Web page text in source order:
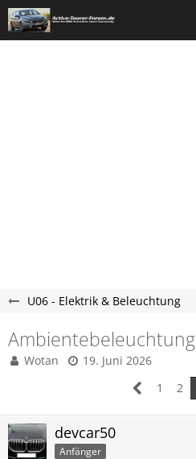
U06 - Elektrik & Beleuchtung
Ambientebeleuchtung
Wotan
19. Juni 2026
1
2
devcar50
Anfänger